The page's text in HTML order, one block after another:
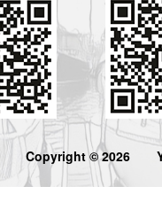
Copyright © 2026